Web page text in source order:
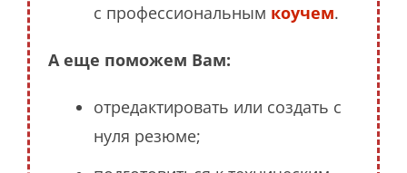
с профессиональным коучем.
А еще поможем Вам:
отредактировать или создать с
нуля резюме;